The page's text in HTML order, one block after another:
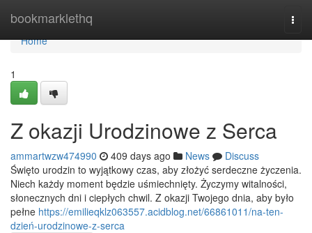
bookmarklethq
Home
Home
1
Z okazji Urodzinowe z Serca
ammartwzw474990 409 days ago News
Discuss
Święto urodzin to wyjątkowy czas, aby złożyć serdeczne życzenia.
Niech każdy moment będzie uśmiechnięty. Życzymy witalności,
słonecznych dni i ciepłych chwil. Z okazji Twojego dnia, aby było
pełne https://emilieqklz063557.acidblog.net/66861011/na-ten-
dzień-urodzinowe-z-serca